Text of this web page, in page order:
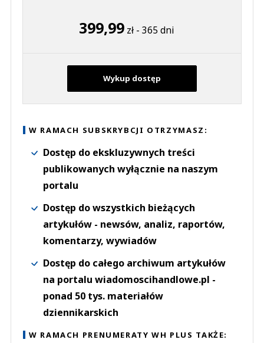
399,99zł - 365 dni
Wykup dostęp
W RAMACH SUBSKRYBCJI OTRZYMASZ:
Dostęp do ekskluzywnych treści
publikowanych wyłącznie na naszym
portalu
Dostęp do wszystkich bieżących
artykułów - newsów, analiz, raportów,
komentarzy, wywiadów
Dostęp do całego archiwum artykułów
na portalu wiadomoscihandlowe.pl -
ponad 50 tys. materiałów
dziennikarskich
W RAMACH PRENUMERATY WH PLUS TAKŻE: